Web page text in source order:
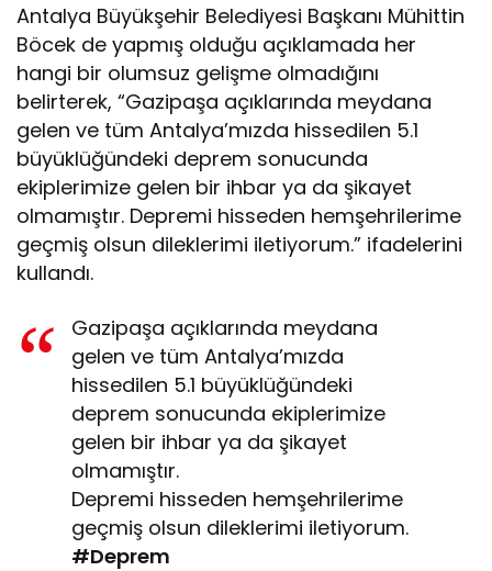
Antalya Büyükşehir Belediyesi Başkanı Mühittin
Böcek de yapmış olduğu açıklamada her
hangi bir olumsuz gelişme olmadığını
belirterek, “Gazipaşa açıklarında meydana
gelen ve tüm Antalya’mızda hissedilen 5.1
büyüklüğündeki deprem sonucunda
ekiplerimize gelen bir ihbar ya da şikayet
olmamıştır. Depremi hisseden hemşehrilerime
geçmiş olsun dileklerimi iletiyorum.” ifadelerini
kullandı.
Gazipaşa açıklarında meydana
gelen ve tüm Antalya’mızda
hissedilen 5.1 büyüklüğündeki
deprem sonucunda ekiplerimize
gelen bir ihbar ya da şikayet
olmamıştır.
Depremi hisseden hemşehrilerime
geçmiş olsun dileklerimi iletiyorum.
#Deprem